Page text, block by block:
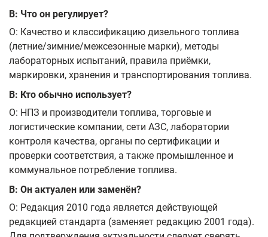
В: Что он регулирует?
О: Качество и классификацию дизельного топлива
(летние/зимние/межсезонные марки), методы
лабораторных испытаний, правила приёмки,
маркировки, хранения и транспортирования топлива.
В: Кто обычно использует?
О: НПЗ и производители топлива, торговые и
логистические компании, сети АЗС, лаборатории
контроля качества, органы по сертификации и
проверки соответствия, а также промышленное и
коммунальное потребление топлива.
В: Он актуален или заменён?
О: Редакция 2010 года является действующей
редакцией стандарта (заменяет редакцию 2001 года).